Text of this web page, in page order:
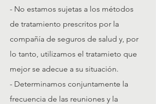
- No estamos sujetas a los métodos
de tratamiento prescritos por la
compañía de seguros de salud y, por
lo tanto, utilizamos el tratamieto que
mejor se adecue a su situación.
- Determinamos conjuntamente la
frecuencia de las reuniones y la